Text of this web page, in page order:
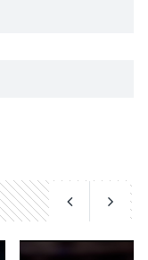
2026 AUG 06